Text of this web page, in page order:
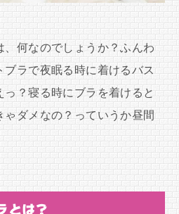
何なのでしょうか？ふんわ
ブラで夜眠る時に着けるバス
っ？寝る時にブラを着けると
ダメなの？っていうか昼間
とは？